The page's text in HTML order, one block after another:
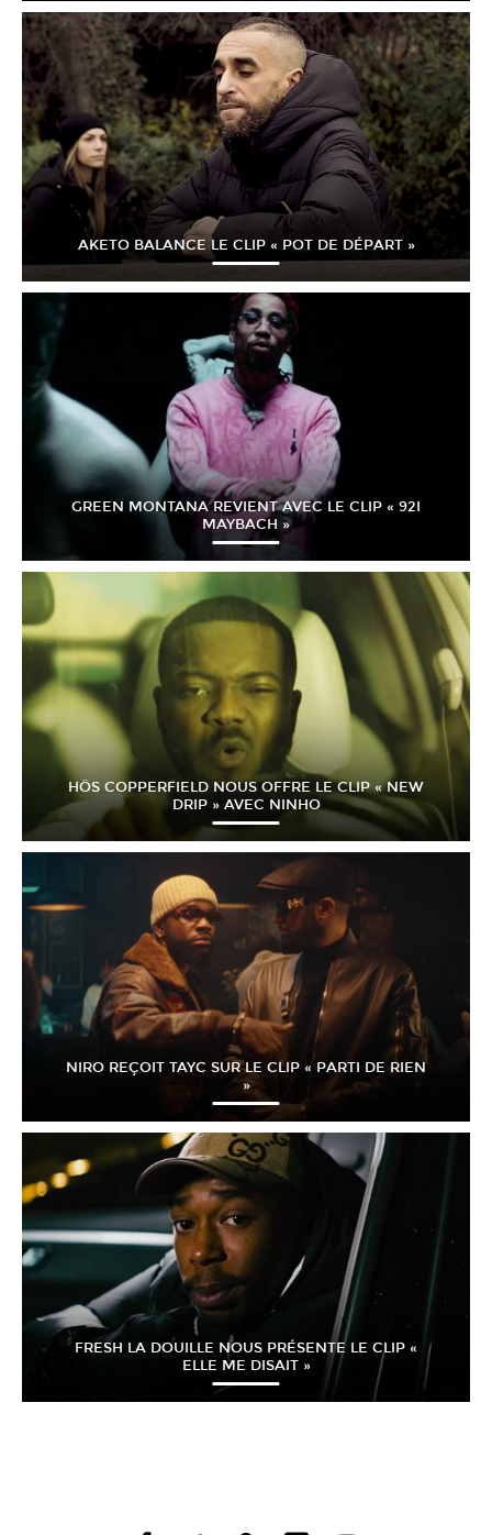
AKETO BALANCE LE CLIP « POT DE DÉPART »
GREEN MONTANA REVIENT AVEC LE CLIP « 92I
MAYBACH »
HÖS COPPERFIELD NOUS OFFRE LE CLIP « NEW
DRIP » AVEC NINHO
NIRO REÇOIT TAYC SUR LE CLIP « PARTI DE RIEN
»
FRESH LA DOUILLE NOUS PRÉSENTE LE CLIP «
ELLE ME DISAIT »